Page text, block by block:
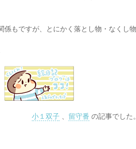
係もですが、とにかく落とし物・なくし
小１双子 、 留守番 の記事でした